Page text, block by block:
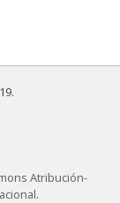
Atribución-
.